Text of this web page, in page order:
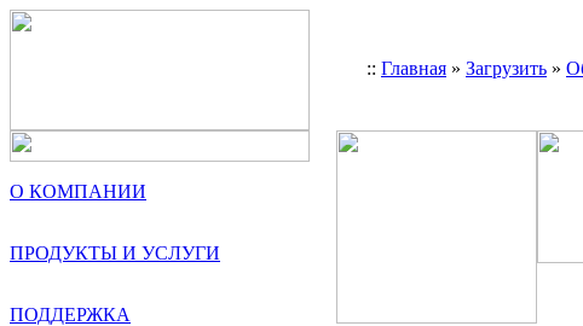
:: Главная » Загрузить »
О КОМПАНИИ
ПРОДУКТЫ И УСЛУГИ
ПОДДЕРЖКА